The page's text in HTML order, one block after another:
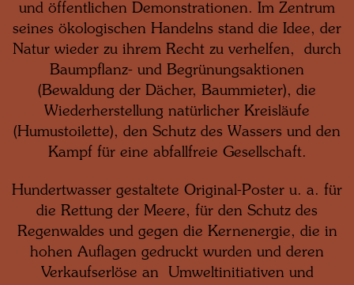
und öffentlichen Demonstrationen. Im Zentrum
seines ökologischen Handelns stand die Idee, der
Natur wieder zu ihrem Recht zu verhelfen, durch
Baumpflanz- und Begrünungsaktionen
(Bewaldung der Dächer, Baummieter), die
Wiederherstellung natürlicher Kreisläufe
(Humustoilette), den Schutz des Wassers und den
Kampf für eine abfallfreie Gesellschaft.
Hundertwasser gestaltete Original-Poster u. a. für
die Rettung der Meere, für den Schutz des
Regenwaldes und gegen die Kernenergie, die in
hohen Auflagen gedruckt wurden und deren
Verkaufserlöse an Umweltinitiativen und